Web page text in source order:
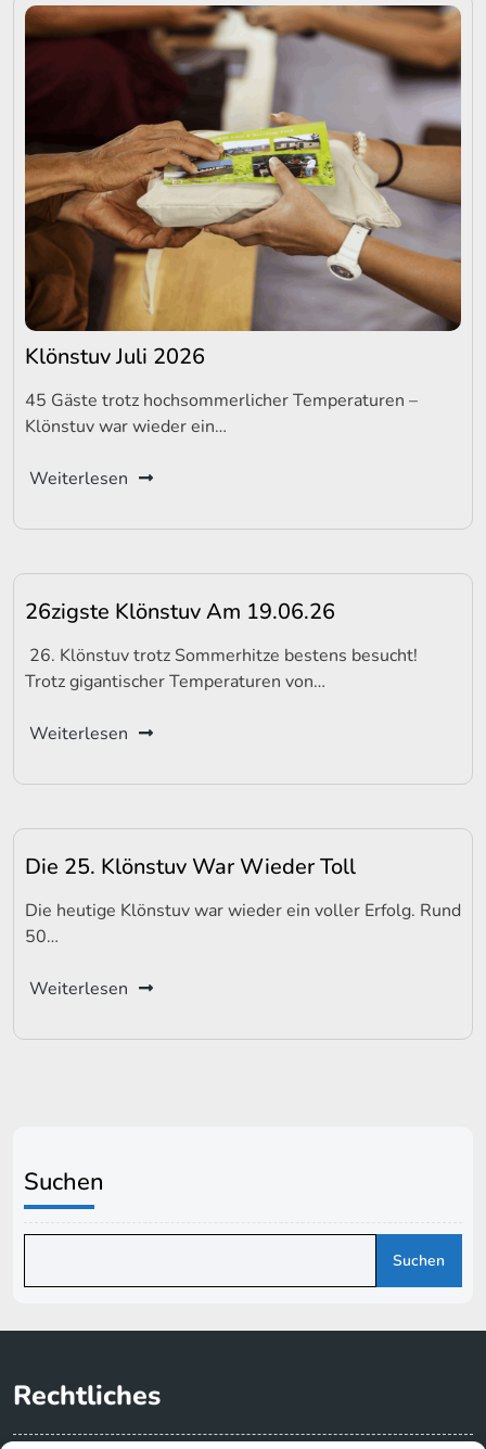
Klönstuv Juli 2026
45 Gäste trotz hochsommerlicher Temperaturen –
Klönstuv war wieder ein…
Weiterlesen
26zigste Klönstuv Am 19.06.26
26. Klönstuv trotz Sommerhitze bestens besucht!
Trotz gigantischer Temperaturen von…
Weiterlesen
Die 25. Klönstuv War Wieder Toll
Die heutige Klönstuv war wieder ein voller Erfolg. Rund
50…
Weiterlesen
Suchen
Suchen
Rechtliches